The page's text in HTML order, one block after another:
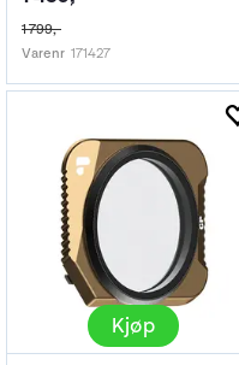
1 799,-
Varenr 171427
Kjøp